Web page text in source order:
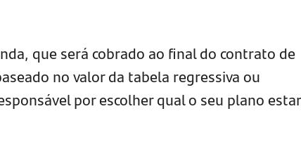
que será cobrado ao final do contrato de
no valor da tabela regressiva ou
por escolher qual o seu plano